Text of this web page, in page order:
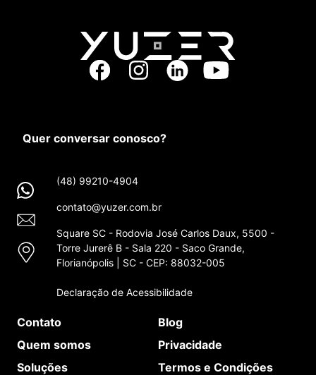
Quer conversar conosco?
(48) 99210-4904
contato@yuzer.com.br
Square SC - Rodovia José Carlos Daux, 5500 -
Torre Jurerê B - Sala 220 - Saco Grande,
Florianópolis | SC - CEP: 88032-005
Declaração de Acessibilidade
Contato
Blog
Quem somos
Privacidade
Soluções
Termos e Condições